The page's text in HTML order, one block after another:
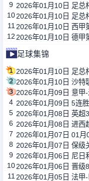
9
102026年01月10日 足总
11 2026年01月10日 西甲
12 2026年01月10日 德甲
足球集锦
1
2 2026年01月10日 沙特
3
4
5
6
7
8
9
10
11